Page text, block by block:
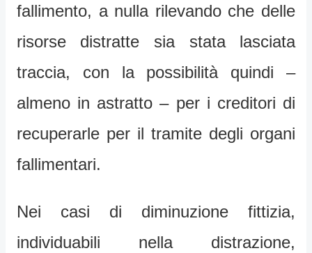
fallimento, a nulla rilevando che delle
risorse distratte sia stata lasciata
traccia, con la possibilità quindi –
almeno in astratto – per i creditori di
recuperarle per il tramite degli organi
fallimentari.
Nei casi di diminuzione fittizia,
individuabili nella distrazione,